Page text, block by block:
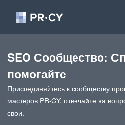
SEO Сообщество:
помогайте
Присоединяйтесь к сообществу
мастеров PR-CY, отвечайте на
свои.